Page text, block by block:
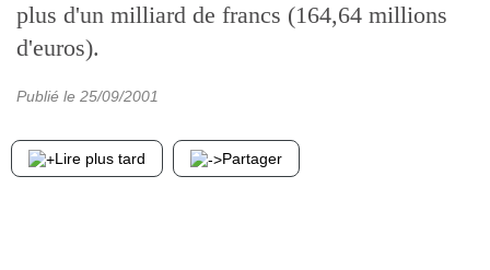
plus d'un milliard de francs (164,64 millions
d'euros).
Publié le 25/09/2001
Lire plus tard Partager